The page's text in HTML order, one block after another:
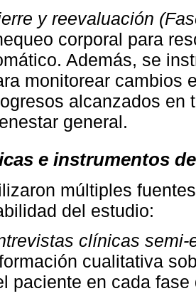
y reevaluación
corporal para
Además, se
monitorear cambios
alcanzados en
general.
e instrumentos
múltiples
del estudio:
clínicas semi-
cualitativa
paciente en cada